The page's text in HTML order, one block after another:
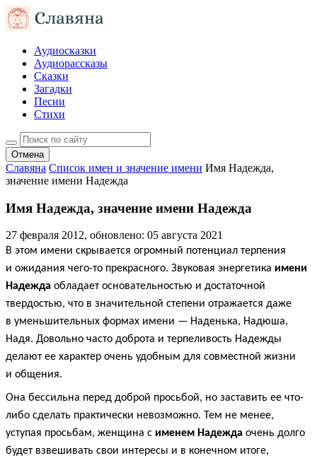
Аудиосказки
Аудиорассказы
Сказки
Загадки
Песни
Стихи
Отмена
Славяна Список имен и значение имени Имя Надежда,
значение имени Надежда
Имя Надежда, значение имени Надежда
27 февраля 2012, обновлено: 05 августа 2021
В этом имени скрывается огромный потенциал терпения
и ожидания чего-то прекрасного. Звуковая энергетика имени
Надежда обладает основательностью и достаточной
твердостью, что в значительной степени отражается даже
в уменьшительных формах имени — Наденька, Надюша,
Надя. Довольно часто доброта и терпеливость Надежды
делают ее характер очень удобным для совместной жизни
и общения.
Она бессильна перед доброй просьбой, но заставить ее что-
либо сделать практически невозможно. Тем не менее,
уступая просьбам, женщина с именем Надежда очень долго
будет взвешивать свои интересы и в конечном итоге,